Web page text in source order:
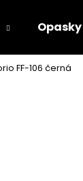
Opasky
FF-106 černá